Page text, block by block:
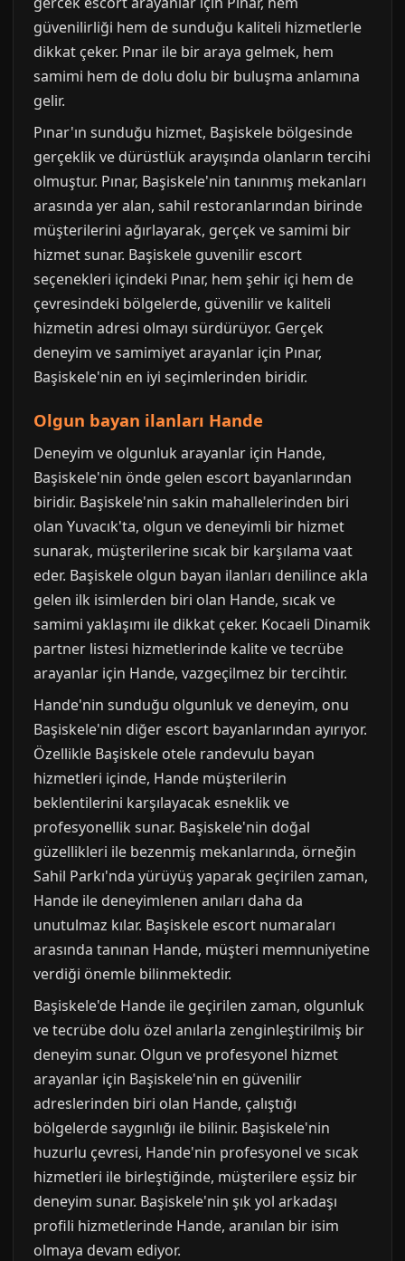
güvenilirliği hem de sunduğu kaliteli hizmetlerle
dikkat çeker. Pınar ile bir araya gelmek, hem
samimi hem de dolu dolu bir buluşma anlamına
gelir.
Pınar'ın sunduğu hizmet, Başiskele bölgesinde
gerçeklik ve dürüstlük arayışında olanların tercihi
olmuştur. Pınar, Başiskele'nin tanınmış mekanları
arasında yer alan, sahil restoranlarından birinde
müşterilerini ağırlayarak, gerçek ve samimi bir
hizmet sunar. Başiskele guvenilir escort
seçenekleri içindeki Pınar, hem şehir içi hem de
çevresindeki bölgelerde, güvenilir ve kaliteli
hizmetin adresi olmayı sürdürüyor. Gerçek
deneyim ve samimiyet arayanlar için Pınar,
Başiskele'nin en iyi seçimlerinden biridir.
Olgun bayan ilanları Hande
Deneyim ve olgunluk arayanlar için Hande,
Başiskele'nin önde gelen escort bayanlarından
biridir. Başiskele'nin sakin mahallelerinden biri
olan Yuvacık'ta, olgun ve deneyimli bir hizmet
sunarak, müşterilerine sıcak bir karşılama vaat
eder. Başiskele olgun bayan ilanları denilince akla
gelen ilk isimlerden biri olan Hande, sıcak ve
samimi yaklaşımı ile dikkat çeker. Kocaeli Dinamik
partner listesi hizmetlerinde kalite ve tecrübe
arayanlar için Hande, vazgeçilmez bir tercihtir.
Hande'nin sunduğu olgunluk ve deneyim, onu
Başiskele'nin diğer escort bayanlarından ayırıyor.
Özellikle Başiskele otele randevulu bayan
hizmetleri içinde, Hande müşterilerin
beklentilerini karşılayacak esneklik ve
profesyonellik sunar. Başiskele'nin doğal
güzellikleri ile bezenmiş mekanlarında, örneğin
Sahil Parkı'nda yürüyüş yaparak geçirilen zaman,
Hande ile deneyimlenen anıları daha da
unutulmaz kılar. Başiskele escort numaraları
arasında tanınan Hande, müşteri memnuniyetine
verdiği önemle bilinmektedir.
Başiskele'de Hande ile geçirilen zaman, olgunluk
ve tecrübe dolu özel anılarla zenginleştirilmiş bir
deneyim sunar. Olgun ve profesyonel hizmet
arayanlar için Başiskele'nin en güvenilir
adreslerinden biri olan Hande, çalıştığı
bölgelerde saygınlığı ile bilinir. Başiskele'nin
huzurlu çevresi, Hande'nin profesyonel ve sıcak
hizmetleri ile birleştiğinde, müşterilere eşsiz bir
deneyim sunar. Başiskele'nin şık yol arkadaşı
profili hizmetlerinde Hande, aranılan bir isim
olmaya devam ediyor.